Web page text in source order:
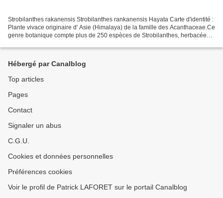
Strobilanthes rakanensis Strobilanthes rankanensis Hayata Carte d'identité :
Plante vivace originaire d' Asie (Himalaya) de la famille des Acanthaceae.Ce
genre botanique compte plus de 250 espèces de Strobilanthes, herbacées
Hébergé par Canalblog
Top articles
Pages
Contact
Signaler un abus
C.G.U.
Cookies et données personnelles
Préférences cookies
Voir le profil de Patrick LAFORET sur le portail Canalblog